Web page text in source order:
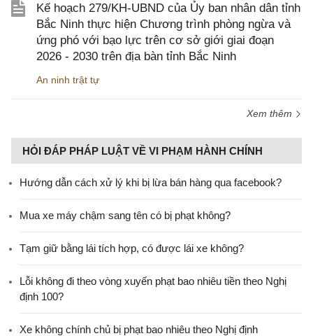
Kế hoạch 279/KH-UBND của Ủy ban nhân dân tỉnh
Bắc Ninh thực hiện Chương trình phòng ngừa và
ứng phó với bạo lực trên cơ sở giới giai đoạn
2026 - 2030 trên địa bàn tỉnh Bắc Ninh
An ninh trật tự
Xem thêm
HỎI ĐÁP PHÁP LUẬT VỀ VI PHẠM HÀNH CHÍNH
Hướng dẫn cách xử lý khi bị lừa bán hàng qua facebook?
Mua xe máy chậm sang tên có bị phạt không?
Tạm giữ bằng lái tích hợp, có được lái xe không?
Lỗi không đi theo vòng xuyến phạt bao nhiêu tiền theo Nghị
định 100?
Xe không chính chủ bị phạt bao nhiêu theo Nghị định